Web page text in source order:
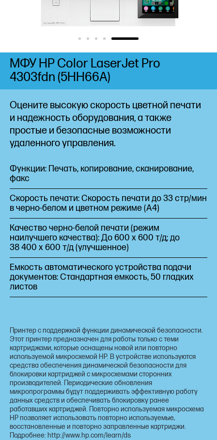
Оцените высокую скорость цветной печати
и надежность оборудования, а также
простые и безопасные возможности
удаленного управления.
Функции: Печать, копирование, сканирование,
факс
Скорость печати: Скорость печати до 33 стр/мин
в черно-белом и цветном режиме (A4)
Качество черно-белой печати (режим
наилучшего качества): До 600 х 600 т/д; до
38 400 x 600 т/д (улучшенное)
Емкость автоматического устройства подачи
документов: Стандартная емкость, 50 гладких
листов
Принтер с поддержкой функции динамической безопасности.
Этот принтер предназначен для работы только с теми
картриджами, которые оснащены новой или повторно
используемой микросхемой HP. В устройстве используются
средства обеспечения динамической безопасности для
блокировки картриджей с микросхемами сторонних
производителей. Периодические обновления
микропрограммы будут поддерживать эффективную работу
данных средств и обеспечивать блокировку ранее
работавших картриджей. Повторно используемая микросхема
HP позволяет использовать повторно используемые,
восстановленные и повторно заправленные картриджи.
Подробнее: http://www.hp.com/learn/ds
МФУ HP Color LaserJet Pro
4303fdn (5HH66A)